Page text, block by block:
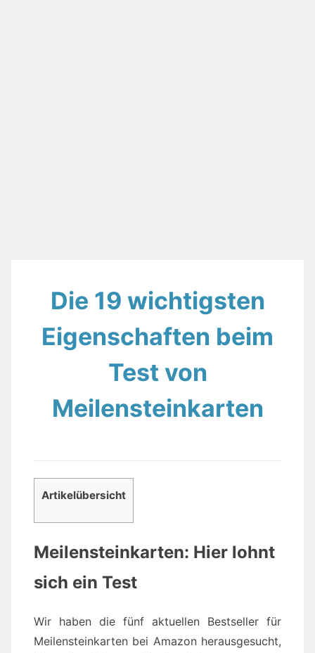
Die 19 wichtigsten
Eigenschaften beim
Test von
Meilensteinkarten
Artikelübersicht
Meilensteinkarten: Hier lohnt
sich ein Test
Wir haben die fünf aktuellen Bestseller für
Meilensteinkarten bei Amazon herausgesucht,